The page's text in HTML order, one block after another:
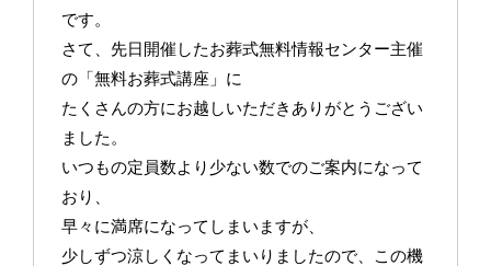
です。
さて、先日開催したお葬式無料情報センター主催
の「無料お葬式講座」に
たくさんの方にお越しいただきありがとうござい
ました。
いつもの定員数より少ない数でのご案内になって
おり、
早々に満席になってしまいますが、
少しずつ涼しくなってまいりましたので、この機